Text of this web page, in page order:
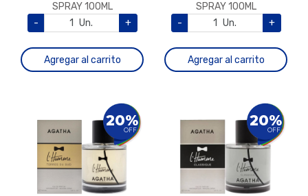
SPRAY 100ML
-
Un. +
Agregar al carrito
SPRAY 100ML
-
Un. +
Agregar al carrito
20%
OFF
20%
OFF